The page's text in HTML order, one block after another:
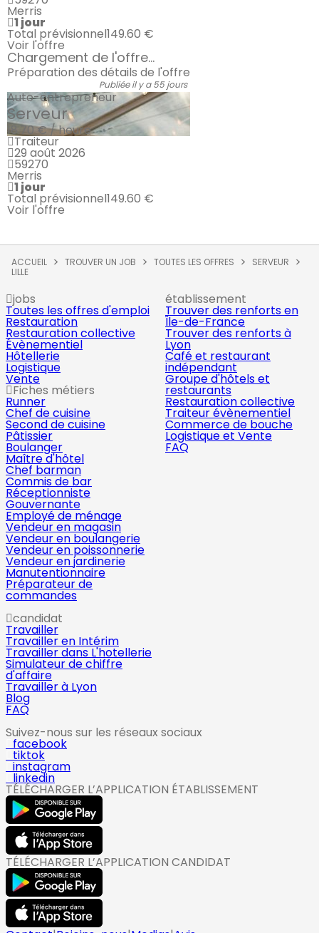
Merris
1 jour
Total prévisionnel149.60 €
Voir l'offre
Chargement de l'offre...
Préparation des détails de l'offre
Publiée il y a 55 jours
Auto-entrepreneur
Serveur
18.70 € / heure
Traiteur
29 août 2026
59270
Merris
1 jour
Total prévisionnel149.60 €
Voir l'offre
ACCUEIL TROUVER UN JOB TOUTES LES OFFRES
SERVEUR
LILLE
jobs
Toutes les offres d'emploi
Restauration
Restauration collective
Évènementiel
Hôtellerie
Logistique
Vente
Fiches métiers
Runner
Chef de cuisine
Second de cuisine
Pâtissier
Boulanger
Maître d'hôtel
Chef barman
Commis de bar
Réceptionniste
Gouvernante
Employé de ménage
Vendeur en magasin
Vendeur en boulangerie
Vendeur en poissonnerie
Vendeur en jardinerie
Manutentionnaire
Préparateur de
commandes
établissement
Trouver des renforts en
Île-de-France
Trouver des renforts à
Lyon
Café et restaurant
indépendant
Groupe d'hôtels et
restaurants
Restauration collective
Traiteur évènementiel
Commerce de bouche
Logistique et Vente
FAQ
candidat
Travailler
Travailler en Intérim
Travailler dans L'hotellerie
Simulateur de chiffre
d'affaire
Travailler à Lyon
Blog
FAQ
Suivez-nous sur les réseaux sociaux
facebook
tiktok
instagram
linkedin
TÉLÉCHARGER L’APPLICATION ÉTABLISSEMENT
TÉLÉCHARGER L’APPLICATION CANDIDAT